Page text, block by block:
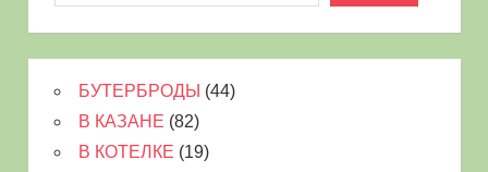
БУТЕРБРОДЫ (44)
В КАЗАНЕ (82)
В КОТЕЛКЕ (19)